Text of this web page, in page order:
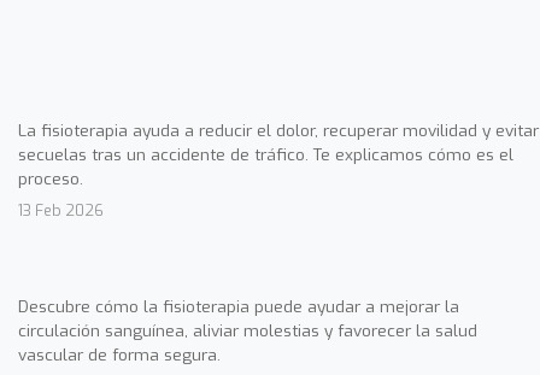
La fisioterapia ayuda a reducir el dolor, recuperar movilidad y evitar
secuelas tras un accidente de tráfico. Te explicamos cómo es el
proceso.
13 Feb 2026
Descubre cómo la fisioterapia puede ayudar a mejorar la
circulación sanguínea, aliviar molestias y favorecer la salud
vascular de forma segura.